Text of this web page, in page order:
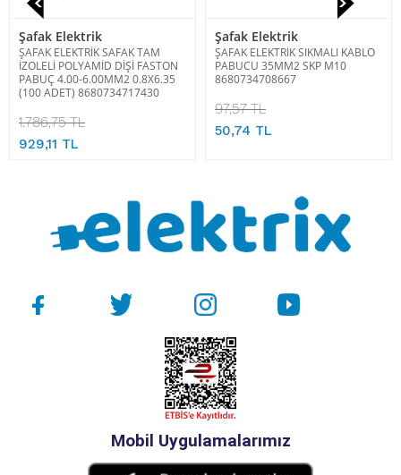
Şafak Elektrik
ŞAFAK ELEKTRİK SAFAK TAM
İZOLELİ POLYAMİD DİŞİ FASTON
PABUÇ 4.00-6.00MM2 0.8X6.35
(100 ADET) 8680734717430
1.786,75 TL
929,11 TL
Şafak Elektrik
ŞAFAK ELEKTRİK SIKMALI KABLO
PABUCU 35MM2 SKP M10
8680734708667
97,57 TL
50,74 TL
Mobil Uygulamalarımız